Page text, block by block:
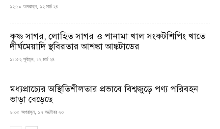
১২:১০ অপরাহ্ন, ১২ মার্চ ২৪
কৃষ্ণ সাগর, লোহিত সাগর ও পানামা খাল সংকটশিপিং খাতে
দীর্ঘমেয়াদি স্থবিরতার আশঙ্কা আঙ্কটাডের
১১:৫২ পূর্বাহ্ন, ১২ মার্চ ২৪
মধ্যপ্রাচ্যের অস্থিতিশীলতার প্রভাবে বিশ্বজুড়ে পণ্য পরিবহন
ভাড়া বেড়েছে
৬:৩০ অপরাহ্ন, ১৭ অক্টোবর ২৩